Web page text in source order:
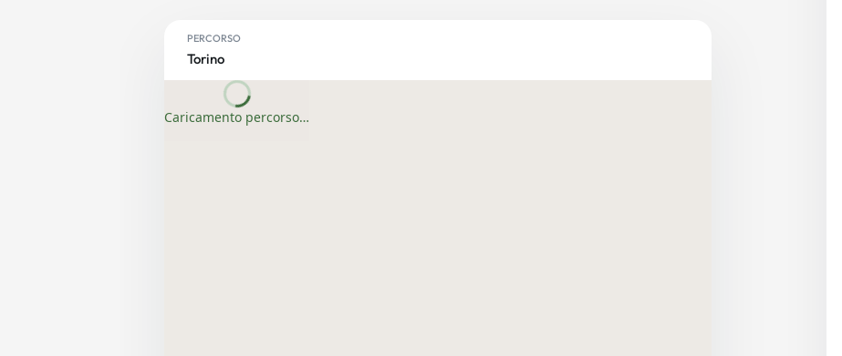
PERCORSO
Torino
Caricamento percorso…